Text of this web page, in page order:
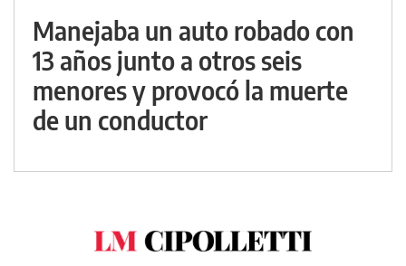
Manejaba un auto robado con
13 años junto a otros seis
menores y provocó la muerte
de un conductor